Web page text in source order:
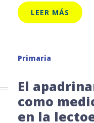
LEER MÁS
Primaria
El
como
en la